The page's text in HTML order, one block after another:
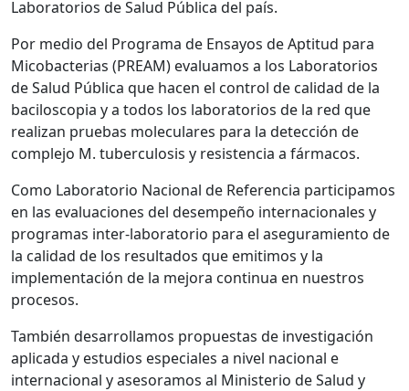
Laboratorios de Salud Pública del país.
Por medio del Programa de Ensayos de Aptitud para
Micobacterias (PREAM) evaluamos a los Laboratorios
de Salud Pública que hacen el control de calidad de la
baciloscopia y a todos los laboratorios de la red que
realizan pruebas moleculares para la detección de
complejo M. tuberculosis y resistencia a fármacos.
Como Laboratorio Nacional de Referencia participamos
en las evaluaciones del desempeño internacionales y
programas inter-laboratorio para el aseguramiento de
la calidad de los resultados que emitimos y la
implementación de la mejora continua en nuestros
procesos.
También desarrollamos propuestas de investigación
aplicada y estudios especiales a nivel nacional e
internacional y asesoramos al Ministerio de Salud y